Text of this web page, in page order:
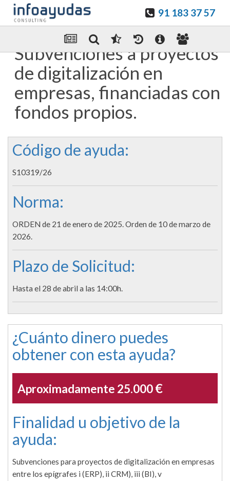
91 183 37 57
Enviar Por email
Subvenciones a proyectos
de digitalización en
empresas, financiadas con
fondos propios.
Código de ayuda:
S10319/26
Norma:
ORDEN de 21 de enero de 2025. Orden de 10 de marzo de
2026.
Plazo de Solicitud:
Hasta el 28 de abril a las 14:00h.
¿Cuánto dinero puedes
obtener con esta ayuda?
Aproximadamente 25.000€
Finalidad u objetivo de la
ayuda:
Subvenciones para proyectos de digitalización en empresas
entre los epígrafes i (ERP), ii CRM), iii (BI), v